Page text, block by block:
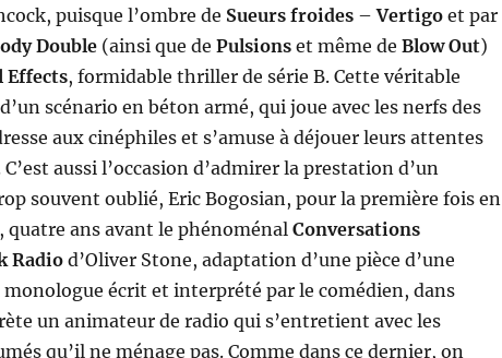
puisque l’ombre de Sueurs froides–Vertigoet par
Double(ainsi que de Pulsionset même de Blow Out)
Effects, formidable thriller de série B. Cette véritable
scénario en béton armé, qui joue avec les nerfs des
aux cinéphiles et s’amuse à déjouer leurs attentes
aussi l’occasion d’admirer la prestation d’un
souvent oublié, Eric Bogosian, pour la première fois en
quatre ans avant le phénoménalConversations
Radiod’Oliver Stone, adaptation d’une pièce d’une
écrit et interprété par le comédien, dans
un animateur de radio qui s’entretient avec les
qu’il ne ménage pas. Comme dans ce dernier, on